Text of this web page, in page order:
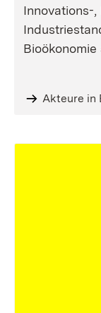
Innovations-
Akteure in